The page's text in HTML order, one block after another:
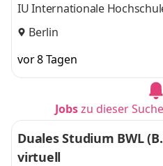
IU Internationale
Berlin
vor 8 Tagen
Jobszu dieser
Duales Studium BWL
virtuell